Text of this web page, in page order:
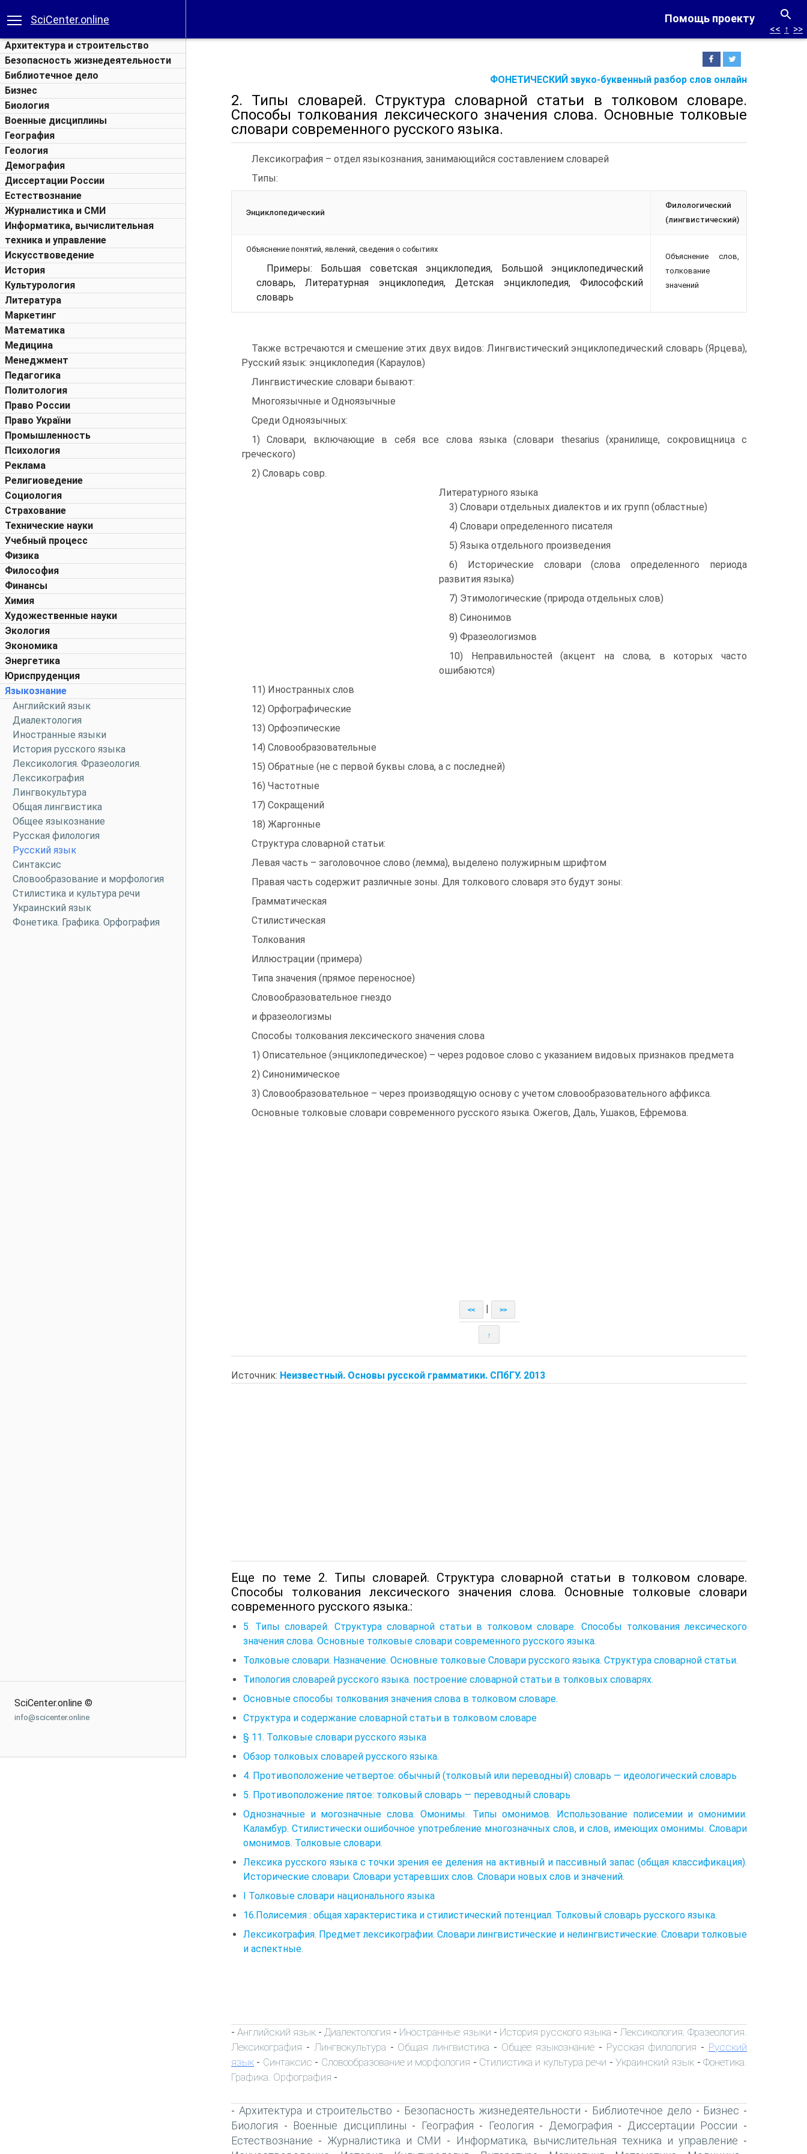
Помощь проекту
SciCenter.online
Архитектура и строительство
Безопасность жизнедеятельности
Библиотечное дело
Бизнес
Биология
Военные дисциплины
География
Геология
Демография
Диссертации России
Естествознание
Журналистика и СМИ
Информатика, вычислительная
техника и управление
Искусствоведение
История
Культурология
Литература
Маркетинг
Математика
Медицина
Менеджмент
Педагогика
Политология
Право России
Право України
Промышленность
Психология
Реклама
Религиоведение
Социология
Страхование
Технические науки
Учебный процесс
Физика
Философия
Финансы
Химия
Художественные науки
Экология
Экономика
Энергетика
Юриспруденция
Языкознание
Английский язык
Диалектология
Иностранные языки
История русского языка
Лексикология. Фразеология.
Лексикография
Лингвокультура
Общая лингвистика
Общее языкознание
Русская филология
Русский язык
Синтаксис
Словообразование и морфология
Стилистика и культура речи
Украинский язык
Фонетика. Графика. Орфография
SciCenter.online ©
info@scicenter.online
ФОНЕТИЧЕСКИЙ звуко-буквенный разбор слов онлайн
<< ↑ >>
2. Типы словарей. Структура словарной статьи в толковом словаре.
Способы толкования лексического значения слова. Основные толковые
словари современного русского языка.
Лексикография – отдел языкознания, занимающийся составлением словарей
Типы:
Энциклопедический
Филологический
(лингвистический)
Объяснение понятий, явлений, сведения о событиях
Примеры: Большая советская энциклопедия, Большой энциклопедический
словарь, Литературная энциклопедия, Детская энциклопедия, Философский
словарь
Объяснение слов,
толкование
значений
Также встречаются и смешение этих двух видов: Лингвистический энциклопедический словарь (Ярцева),
Русский язык: энциклопедия (Караулов)
Лингвистические словари бывают:
Многоязычные и Одноязычные
Среди Одноязычных:
1) Словари, включающие в себя все слова языка (словари thesarius (хранилище, сокровищница с
греческого)
2) Словарь совр.
Литературного языка
3) Словари отдельных диалектов и их групп (областные)
4) Словари определенного писателя
5) Языка отдельного произведения
6) Исторические словари (слова определенного периода
развития языка)
7) Этимологические (природа отдельных слов)
8) Синонимов
9) Фразеологизмов
10) Неправильностей (акцент на слова, в которых часто
ошибаются)
11) Иностранных слов
12) Орфографические
13) Орфоэпические
14) Словообразовательные
15) Обратные (не с первой буквы слова, а с последней)
16) Частотные
17) Сокращений
18) Жаргонные
Структура словарной статьи:
Левая часть – заголовочное слово (лемма), выделено полужирным шрифтом
Правая часть содержит различные зоны. Для толкового словаря это будут зоны:
Грамматическая
Стилистическая
Толкования
Иллюстрации (примера)
Типа значения (прямое переносное)
Словообразовательное гнездо
и фразеологизмы
Способы толкования лексического значения слова
1) Описательное (энциклопедическое) – через родовое слово с указанием видовых признаков предмета
2) Синонимическое
3) Словообразовательное – через производящую основу с учетом словообразовательного аффикса.
Основные толковые словари современного русского языка. Ожегов, Даль, Ушаков, Ефремова.
<< >>
↑
Источник: Неизвестный. Основы русской грамматики. СПбГУ. 2013
Еще по теме 2. Типы словарей. Структура словарной статьи в толковом словаре.
Способы толкования лексического значения слова. Основные толковые словари
современного русского языка.:
5. Типы словарей. Структура словарной статьи в толковом словаре. Способы толкования лексического
значения слова. Основные толковые словари современного русского языка.
Толковые словари. Назначение. Основные толковые Словари русского языка. Структура словарной статьи.
Типология словарей русского языка. построение словарной статьи в толковых словарях.
Основные способы толкования значения слова в толковом словаре.
Структура и содержание словарной статьи в толковом словаре
§ 11. Толковые словари русского языка
Обзор толковых словарей русского языка.
4. Противоположение четвертое: обычный (толковый или переводный) словарь — идеологический словарь
5. Противоположение пятое: толковый словарь — переводный словарь
Однозначные и могозначные слова. Омонимы. Типы омонимов. Использование полисемии и омонимии.
Каламбур. Стилистически ошибочное употребление многозначных слов, и слов, имеющих омонимы. Словари
омонимов. Толковые словари.
Лексика русского языка с точки зрения ее деления на активный и пассивный запас (общая классификация).
Исторические словари. Словари устаревших слов. Словари новых слов и значений.
I Толковые словари национального языка
16.Полисемия : общая характеристика и стилистический потенциал. Толковый словарь русского языка.
Лексикография. Предмет лексикографии. Словари лингвистические и нелингвистические. Словари толковые
и аспектные.
-Английский язык - Диалектология - Иностранные языки - История русского языка - Лексикология. Фразеология.
Лексикография - Лингвокультура - Общая лингвистика - Общее языкознание- Русская филология - Русский
язык - Синтаксис - Словообразование и морфология - Стилистика и культура речи - Украинский язык - Фонетика.
Графика. Орфография -
- Архитектура и строительство - Безопасность жизнедеятельности - Библиотечное дело - Бизнес -
Биология - Военные дисциплины - География - Геология - Демография - Диссертации России -
Естествознание - Журналистика и СМИ - Информатика, вычислительная техника и управление -